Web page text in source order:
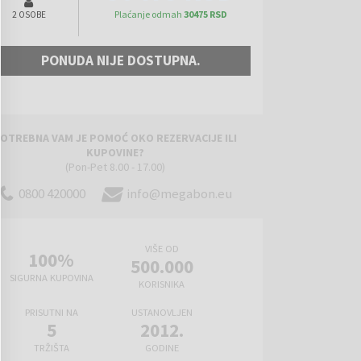
2 OSOBE Plaćanje odmah 30475 RSD
PONUDA NIJE DOSTUPNA.
POTREBNA VAM JE POMOĆ OKO REZERVACIJE ILI
KUPOVINE?
(Pon-Pet 8.00 - 17.00)
0800 420000 info@megabon.eu
100%
SIGURNA KUPOVINA
VIŠE OD
500.000
KORISNIKA
PRISUTNI NA
5
TRŽIŠTA
USTANOVLJEN
2012.
GODINE